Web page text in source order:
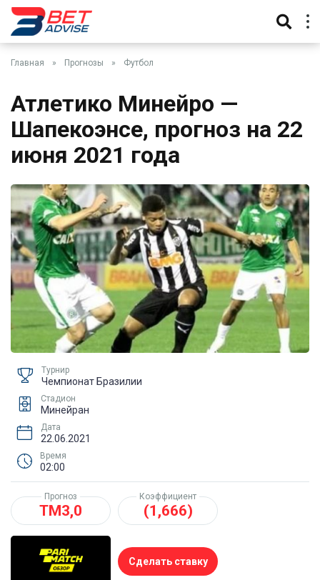
Главная » Прогнозы » Футбол
Атлетико Минейро —
Шапекоэнсе, прогноз на 22
июня 2021 года
Турнир
Чемпионат Бразилии
Стадион
Минейран
Дата
22.06.2021
Время
02:00
Прогноз
ТМ3,0
Коэффициент
(1,666)
Сделать ставку